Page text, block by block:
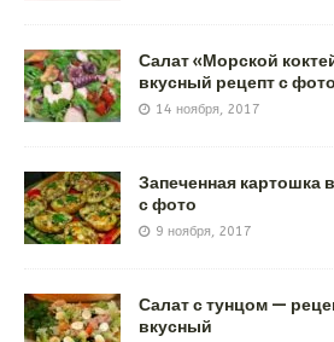
Салат «Морской
вкусный рецепт с фото
14 ноября, 2017
Запеченная картошка
с фото
9 ноября, 2017
Салат с тунцом —
вкусный